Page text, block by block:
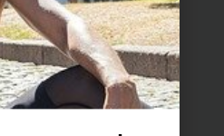
משלוח הכי מהיר
משלוח חינם